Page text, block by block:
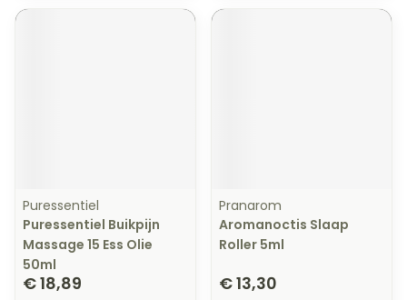
Puressentiel
Puressentiel Buikpijn
Massage 15 Ess Olie
50ml
€ 18,89
Pranarom
Aromanoctis Slaap
Roller 5ml
€ 13,30